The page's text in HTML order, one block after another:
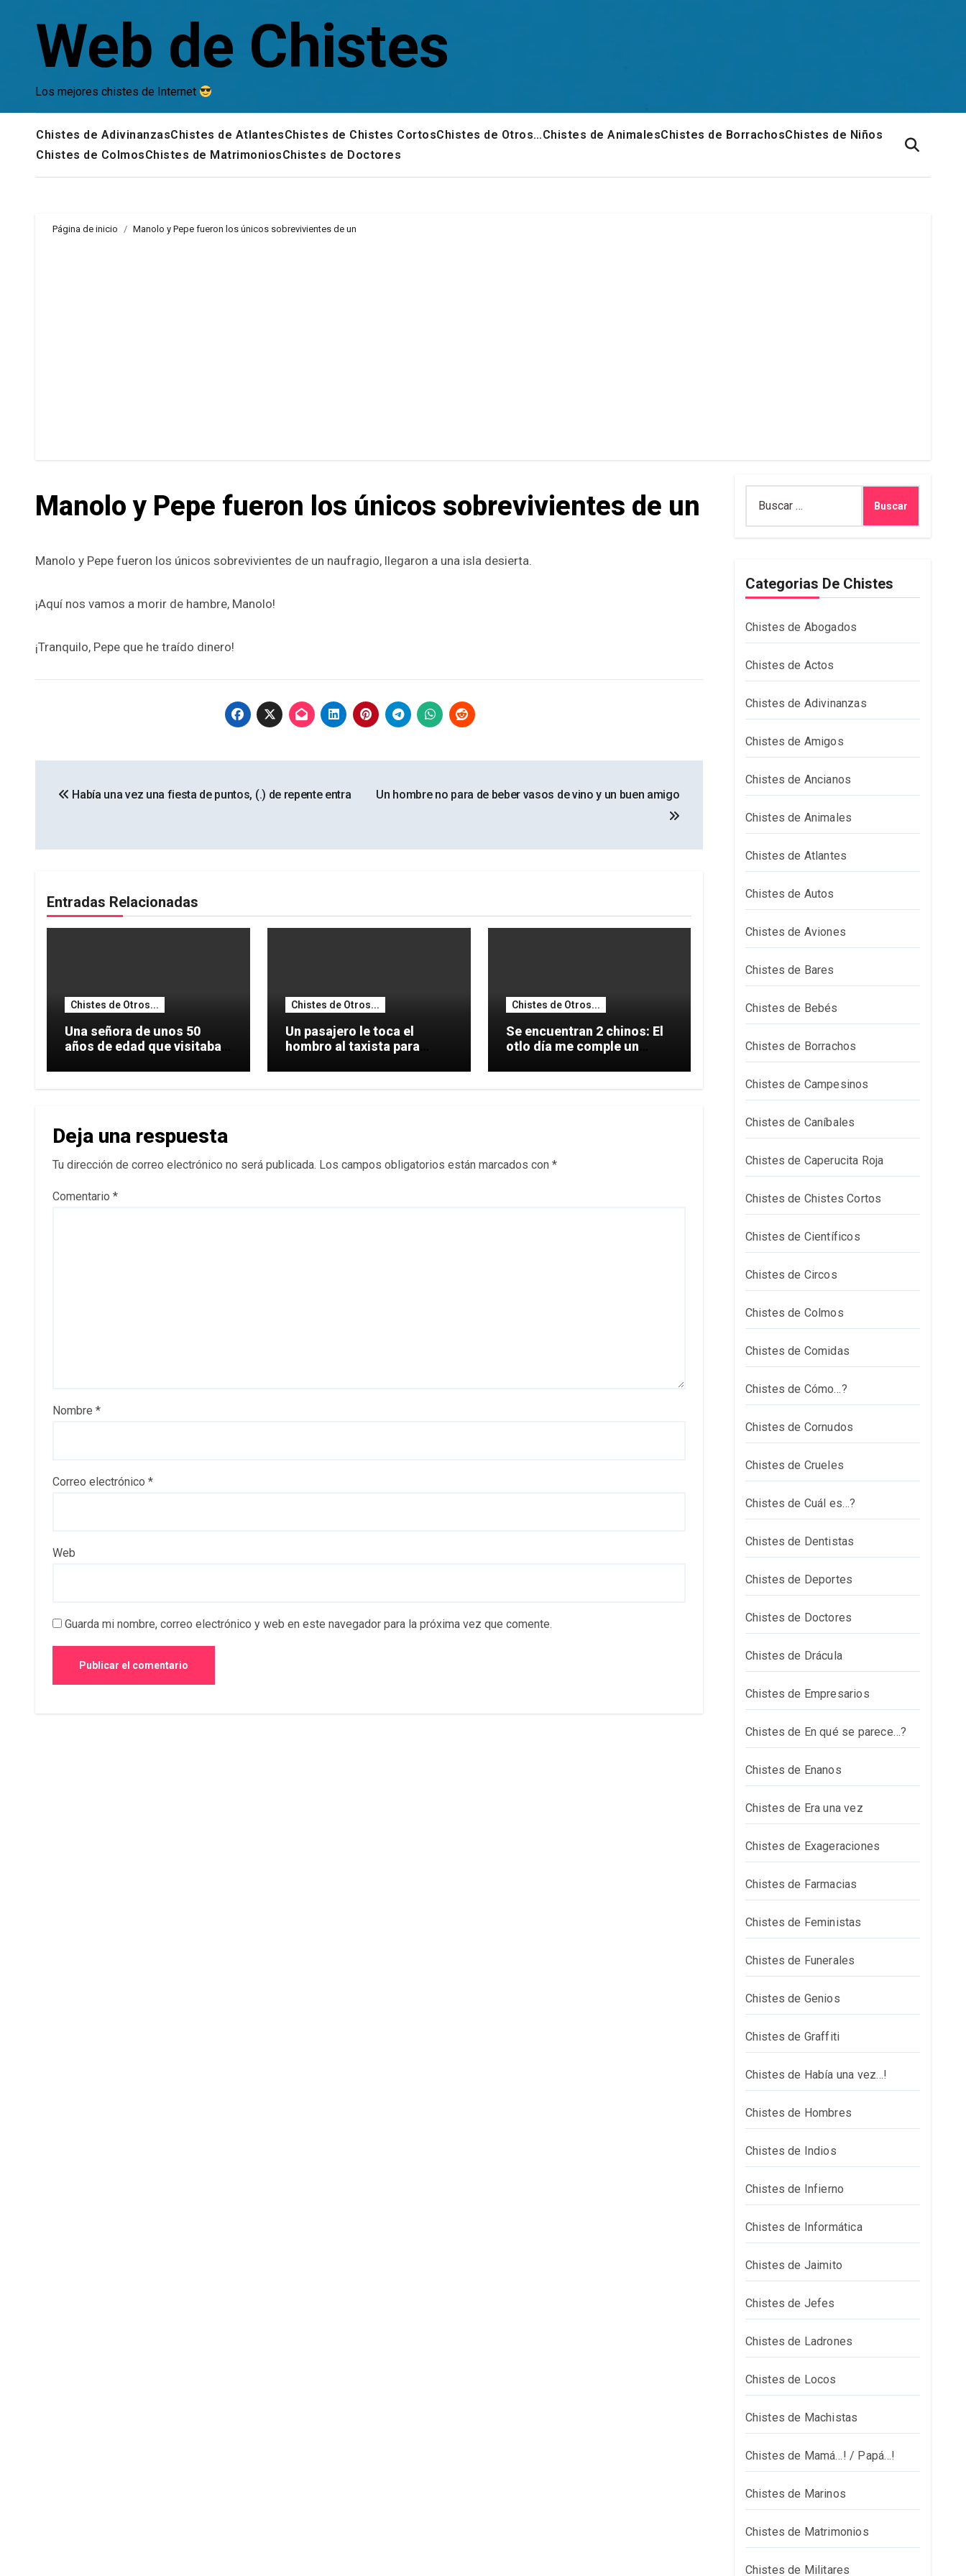
contenidoWeb de Chistes
Los mejores chistes de Internet
Chistes de AdivinanzasChistes de AtlantesChistes de Chistes CortosChistes de Otros…Chistes de AnimalesChistes de BorrachosChistes de Niños
Chistes de ColmosChistes de MatrimoniosChistes de Doctores
Página de inicio Manolo y Pepe fueron los únicos sobrevivientes de un
Manolo y Pepe fueron los únicos sobrevivientes de un
Manolo y Pepe fueron los únicos sobrevivientes de un naufragio, llegaron a una isla desierta.
¡Aquí nos vamos a morir de hambre, Manolo!
¡Tranquilo, Pepe que he traído dinero!
de
Había una vez una fiesta de puntos, (.) de repente entra Un hombre no para de beber vasos de vino y un buen amigo
Entradas Relacionadas
Chistes de Otros...
Una señora de unos 50
años de edad que visitaba
Chistes de Otros...
Un pasajero le toca el
hombro al taxista para
Chistes de Otros...
Se encuentran 2 chinos: El
otlo día me comple un
Deja una respuesta
Tu dirección de correo electrónico no será publicada. Los campos obligatorios están marcados con *
Comentario *
Nombre *
Correo electrónico *
Web
Guarda mi nombre, correo electrónico y web en este navegador para la próxima vez que comente.
Categorias De Chistes
Chistes de Abogados
Chistes de Actos
Chistes de Adivinanzas
Chistes de Amigos
Chistes de Ancianos
Chistes de Animales
Chistes de Atlantes
Chistes de Autos
Chistes de Aviones
Chistes de Bares
Chistes de Bebés
Chistes de Borrachos
Chistes de Campesinos
Chistes de Caníbales
Chistes de Caperucita Roja
Chistes de Chistes Cortos
Chistes de Científicos
Chistes de Circos
Chistes de Colmos
Chistes de Comidas
Chistes de Cómo…?
Chistes de Cornudos
Chistes de Crueles
Chistes de Cuál es…?
Chistes de Dentistas
Chistes de Deportes
Chistes de Doctores
Chistes de Drácula
Chistes de Empresarios
Chistes de En qué se parece…?
Chistes de Enanos
Chistes de Era una vez
Chistes de Exageraciones
Chistes de Farmacias
Chistes de Feministas
Chistes de Funerales
Chistes de Genios
Chistes de Graffiti
Chistes de Había una vez…!
Chistes de Hombres
Chistes de Indios
Chistes de Infierno
Chistes de Informática
Chistes de Jaimito
Chistes de Jefes
Chistes de Ladrones
Chistes de Locos
Chistes de Machistas
Chistes de Mamá…! / Papá…!
Chistes de Marinos
Chistes de Matrimonios
Chistes de Militares